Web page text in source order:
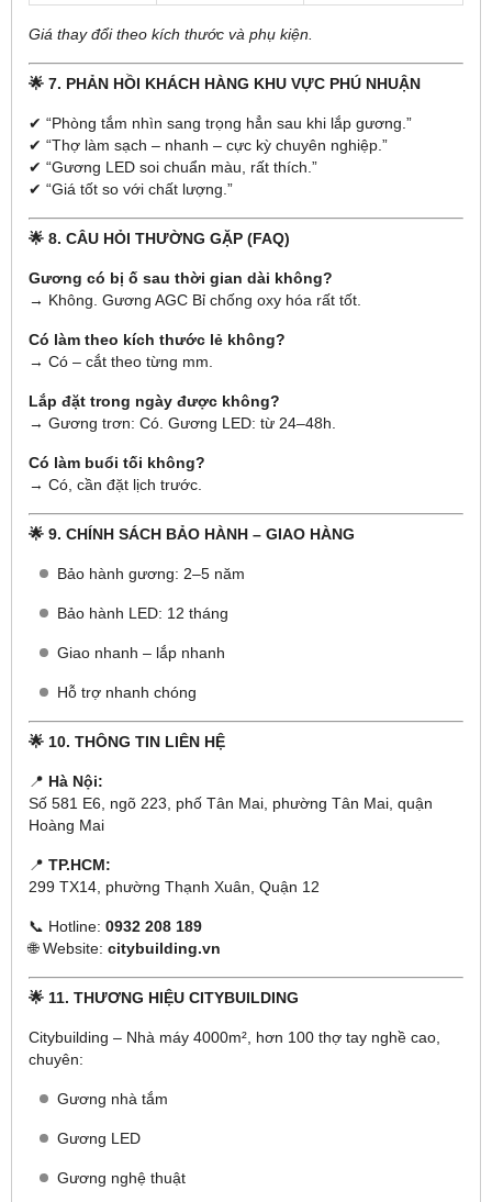
Giá thay đổi theo kích thước và phụ kiện.
🌟 7. PHẢN HỒI KHÁCH HÀNG KHU VỰC PHÚ NHUẬN
✔ “Phòng tắm nhìn sang trọng hẳn sau khi lắp gương.”
✔ “Thợ làm sạch – nhanh – cực kỳ chuyên nghiệp.”
✔ “Gương LED soi chuẩn màu, rất thích.”
✔ “Giá tốt so với chất lượng.”
🌟 8. CÂU HỎI THƯỜNG GẶP (FAQ)
Gương có bị ố sau thời gian dài không?
→ Không. Gương AGC Bỉ chống oxy hóa rất tốt.
Có làm theo kích thước lẻ không?
→ Có – cắt theo từng mm.
Lắp đặt trong ngày được không?
→ Gương trơn: Có. Gương LED: từ 24–48h.
Có làm buổi tối không?
→ Có, cần đặt lịch trước.
🌟 9. CHÍNH SÁCH BẢO HÀNH – GIAO HÀNG
Bảo hành gương: 2–5 năm
Bảo hành LED: 12 tháng
Giao nhanh – lắp nhanh
Hỗ trợ nhanh chóng
🌟 10. THÔNG TIN LIÊN HỆ
📍 Hà Nội:
Số 581 E6, ngõ 223, phố Tân Mai, phường Tân Mai, quận
Hoàng Mai
📍 TP.HCM:
299 TX14, phường Thạnh Xuân, Quận 12
📞 Hotline: 0932 208 189
🌐 Website: citybuilding.vn
🌟 11. THƯƠNG HIỆU CITYBUILDING
Citybuilding – Nhà máy 4000m², hơn 100 thợ tay nghề cao,
chuyên:
Gương nhà tắm
Gương LED
Gương nghệ thuật